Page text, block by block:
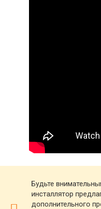
Будьте
инсталлятор
дополнительного